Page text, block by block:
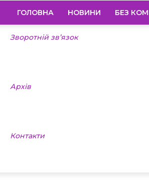
ГОЛОВНА НОВИНИ БЕЗ
Зворотній зв’язок
Архів
Контакти